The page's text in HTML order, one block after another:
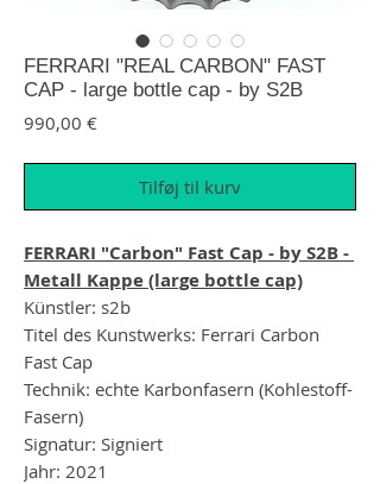
FERRARI "REAL CARBON" FAST
CAP - large bottle cap - by S2B
990,00 €Pris
Tilføj til kurv
FERRARI "Carbon" Fast Cap - by S2B -
Metall Kappe (large bottle cap)
Künstler: s2b
Titel des Kunstwerks: Ferrari Carbon
Fast Cap
Technik: echte Karbonfasern (Kohlestoff-
Fasern)
Signatur: Signiert
Jahr: 2021